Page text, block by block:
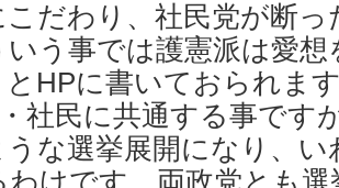
こだわり、社民党が断
いう事では護憲派は愛
とHPに書いておられま
社民に共通する事です
うな選挙展開になり、
わけです。両政党とも